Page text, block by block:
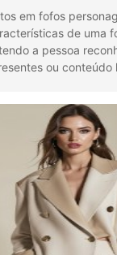
em fofos
de uma
a pessoa
ou conteúdo